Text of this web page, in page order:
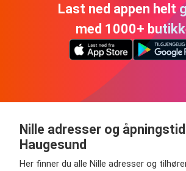
Last ned appen helt
med 1000+
Nille adresser og
Haugesund
Her finner du alle Nille adresser og